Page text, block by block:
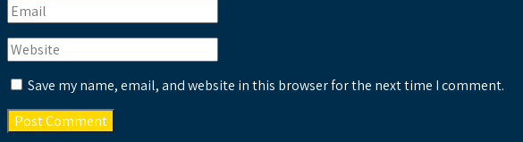
Save my name, email, and website in this browser for the next time I comment.